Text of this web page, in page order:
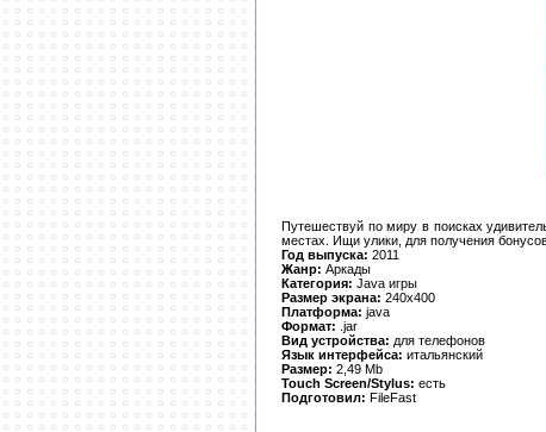
Путешествуй по миру в поисках
местах. Ищи улики, для получения
Год выпуска: 2011
Жанр: Аркады
Категория: Java игры
Размер экрана: 240х400
Платформа: java
Формат: .jar
Вид устройства: для телефонов
Язык интерфейса: итальянский
Размер: 2,49 Mb
Touch Screen/Stylus: есть
Подготовил: FileFast